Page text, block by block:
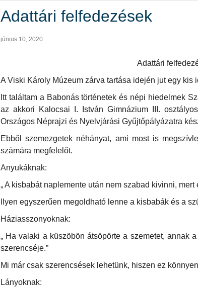
Adattári felfedezések
június 10, 2020
Adattári
A Viski Károly Múzeum zárva tartása idején jut egy kis
Itt találtam a Babonás történetek és népi hiedelmek
az akkori Kalocsai I. István Gimnázium III.
Országos Néprajzi és Nyelvjárási Gyűjtőpályázatra
Ebből szemezgetek néhányat, ami most is
számára megfelelőt.
Anyukáknak:
„ A kisbabát naplemente után nem szabad kivinni, mert
Ilyen egyszerűen megoldható lenne a kisbabák és a
Háziasszonyoknak:
„ Ha valaki a küszöbön átsöpörte a szemetet, annak
szerencséje.”
Mi már csak szerencsések lehetünk, hiszen ez
Lányoknak: